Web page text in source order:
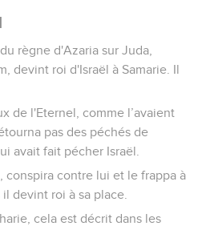
règne d'Azaria sur Juda,
devint roi d'Israël à Samarie. Il
de l'Eternel, comme l’avaient
pas des péchés de
avait fait pécher Israël.
conspira contre lui et le frappa à
devint roi à sa place.
cela est décrit dans les